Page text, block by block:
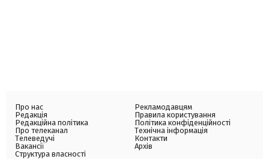
Про нас
Редакція
Редакційна політика
Про телеканал
Телеведучі
Вакансії
Структура власності
Рекламодавцям
Правила користування
Політика конфіденційності
Технічна інформація
Контакти
Архів